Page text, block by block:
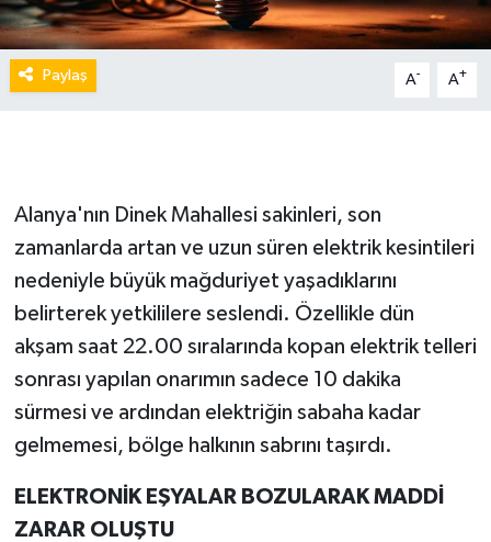
Paylaş A- A+
Alanya'nın Dinek Mahallesi sakinleri, son
zamanlarda artan ve uzun süren elektrik kesintileri
nedeniyle büyük mağduriyet yaşadıklarını
belirterek yetkililere seslendi. Özellikle dün
akşam saat 22.00 sıralarında kopan elektrik telleri
sonrası yapılan onarımın sadece 10 dakika
sürmesi ve ardından elektriğin sabaha kadar
gelmemesi, bölge halkının sabrını taşırdı.
ELEKTRONİK EŞYALAR BOZULARAK MADDİ
ZARAR OLUŞTU